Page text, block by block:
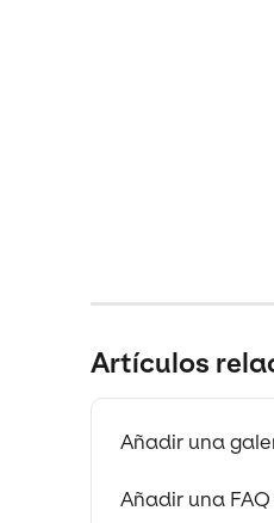
Artículos
Añadir una
Añadir una